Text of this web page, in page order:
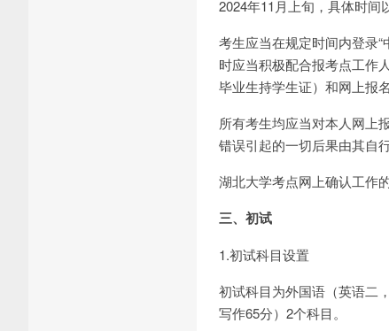
2024年11月上旬，具体时间
考生应当在规定时间内登录
时应当积极配合报考点工作
毕业生持学生证）和网上报
所有考生均应当对本人网上
错误引起的一切后果由其自行
湖北大学考点网上确认工作
三、初试
1.初试科目设置
初试科目为外国语（英语二
写作65分）2个科目。